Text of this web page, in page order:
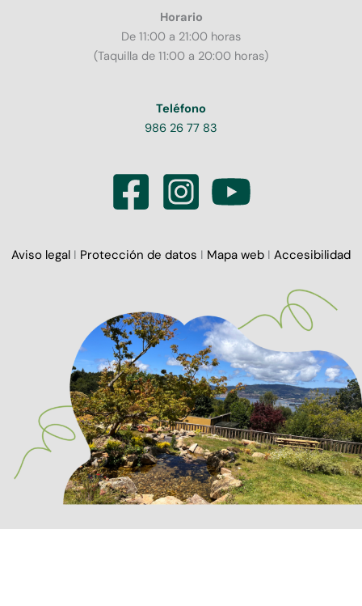
Horario
De 11:00 a 21:00 horas
(Taquilla de 11:00 a 20:00 horas)
Teléfono
986 26 77 83
Aviso legal I Protección de datos I Mapa web I Accesibilidad